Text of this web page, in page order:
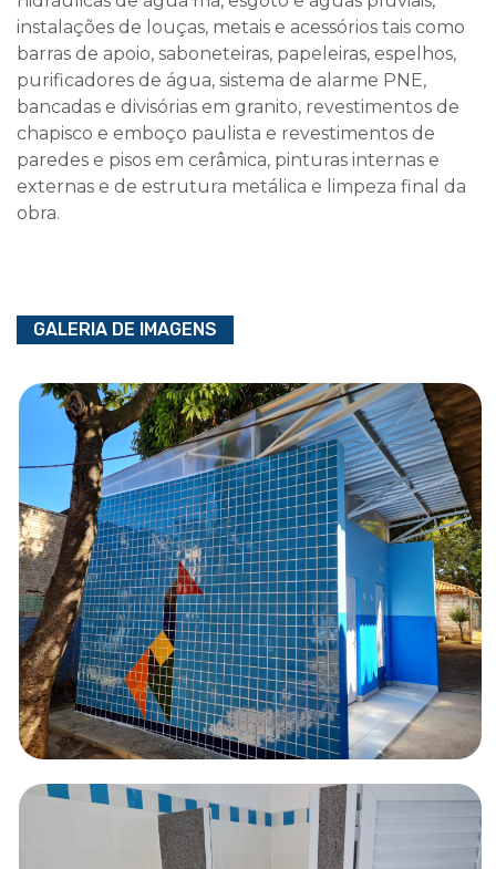
instalações de louças, metais e acessórios tais como
barras de apoio, saboneteiras, papeleiras, espelhos,
purificadores de água, sistema de alarme PNE,
bancadas e divisórias em granito, revestimentos de
chapisco e emboço paulista e revestimentos de
paredes e pisos em cerâmica, pinturas internas e
externas e de estrutura metálica e limpeza final da
obra.
GALERIA DE IMAGENS